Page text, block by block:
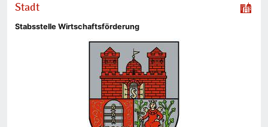
Stadt
Stabsstelle Wirtschaftsförderung